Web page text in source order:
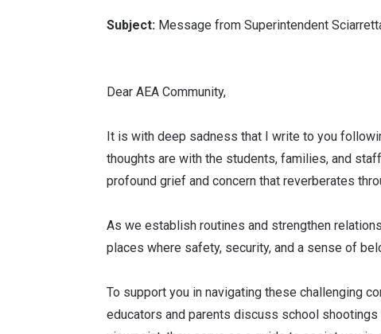
Subject: Message from Superintendent
Dear AEA Community,
It is with deep sadness that I write to you
thoughts are with the students, families, and
profound grief and concern that reverberates
As we establish routines and strengthen
places where safety, security, and a sense of
To support you in navigating these challenging
educators and parents discuss school